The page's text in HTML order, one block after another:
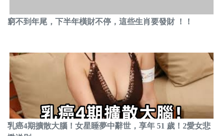
窮不到年尾，下半年橫財不停，這些生肖要發財 ！！
乳癌4期擴散大腦！女星睡夢中辭世，享年 51 歲！2愛女悲